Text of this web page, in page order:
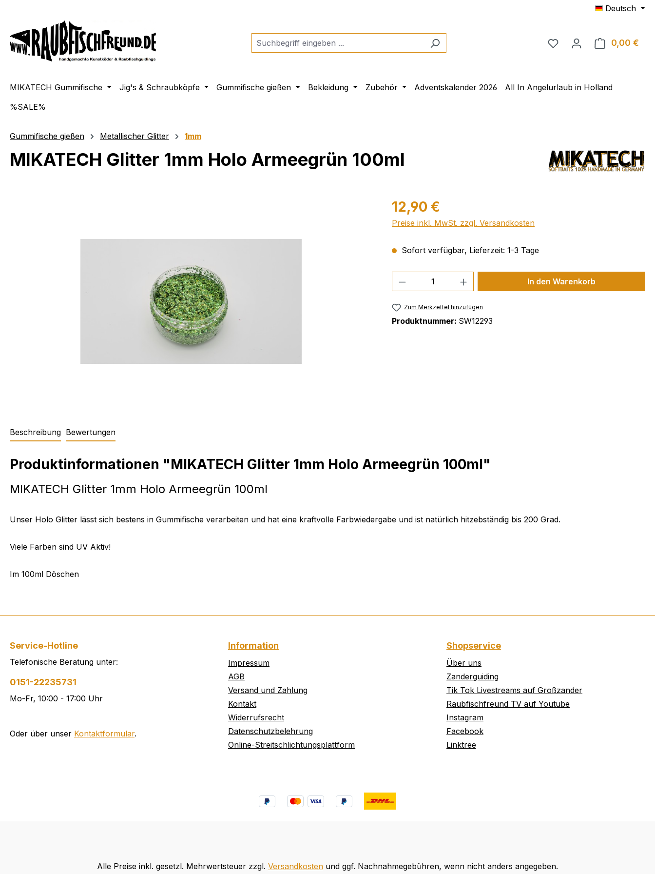
Deutsch
0,00 €
MIKATECH Gummifische Jig's & Schraubköpfe Gummifische gießen Bekleidung Zubehör Adventskalender 2026
All In Angelurlaub in Holland
%SALE%
Gummifische gießen Metallischer Glitter 1mm
MIKATECH Glitter 1mm Holo Armeegrün 100ml
12,90 €
Preise inkl. MwSt. zzgl. Versandkosten
Sofort verfügbar, Lieferzeit: 1-3 Tage
Produkt Anzahl: Gib den gewünschten Wert
In den Warenkorb
Zum Merkzettel hinzufügen
Produktnummer: SW12293
Beschreibung Bewertungen
Produktinformationen "MIKATECH Glitter 1mm Holo Armeegrün 100ml"
MIKATECH Glitter 1mm Holo Armeegrün 100ml
Unser Holo Glitter lässt sich bestens in Gummifische verarbeiten und hat eine kraftvolle Farbwiedergabe und ist natürlich hitzebständig bis 200 Grad.
Viele Farben sind UV Aktiv!
Im 100ml Döschen
Service-Hotline
Telefonische Beratung unter:
0151-22235731
Mo-Fr, 10:00 - 17:00 Uhr
Oder über unser Kontaktformular.
Information
Impressum
AGB
Versand und Zahlung
Kontakt
Widerrufsrecht
Datenschutzbelehrung
Online-Streitschlichtungsplattform
Shopservice
Über uns
Zanderguiding
Tik Tok Livestreams auf Großzander
Raubfischfreund TV auf Youtube
Instagram
Facebook
Linktree
Alle Preise inkl. gesetzl. Mehrwertsteuer zzgl. Versandkosten und ggf. Nachnahmegebühren, wenn nicht anders angegeben.